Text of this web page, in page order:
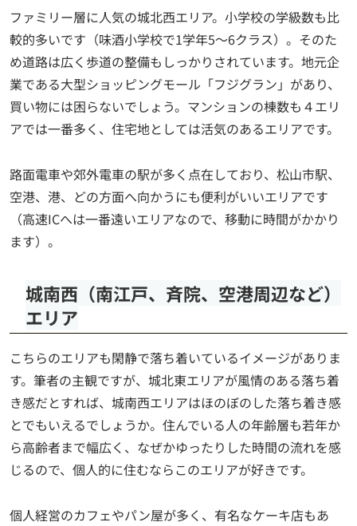
ファミリー層に人気の城北西エリア。小学校の学級数も比
較的多いです（味酒小学校で1学年5～6クラス）。そのた
め道路は広く歩道の整備もしっかりされています。地元企
業である大型ショッピングモール「フジグラン」があり、
買い物には困らないでしょう。マンションの棟数も４エリ
アでは一番多く、住宅地としては活気のあるエリアです。
路面電車や郊外電車の駅が多く点在しており、松山市駅、
空港、港、どの方面へ向かうにも便利がいいエリアです
（高速ICへは一番遠いエリアなので、移動に時間がかかり
ます）。
城南西（南江戸、斉院、空港周辺など）
エリア
こちらのエリアも閑静で落ち着いているイメージがありま
す。筆者の主観ですが、城北東エリアが風情のある落ち着
き感だとすれば、城南西エリアはほのぼのした落ち着き感
とでもいえるでしょうか。住んでいる人の年齢層も若年か
ら高齢者まで幅広く、なぜかゆったりした時間の流れを感
じるので、個人的に住むならこのエリアが好きです。
個人経営のカフェやパン屋が多く、有名なケーキ店もあ